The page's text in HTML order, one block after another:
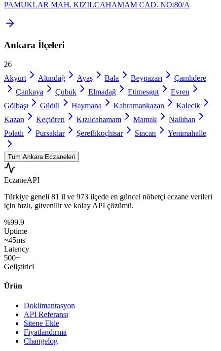
PAMUKLAR MAH. KIZILCAHAMAM CAD. NO:80/A
Ankara İlçeleri
26
Akyurt
Altındağ Ayaş Bala Beypazarı
Çamlıdere
Çankaya
Çubuk Elmadağ Etimesgut
Evren
Gölbaşı
Güdül Haymana Kahramankazan
Kalecik
Kazan
Keçiören Kızılcahamam Mamak
Nallıhan
Polatlı
Pursaklar Şereflikoçhisar Sincan Yenimahalle
Tüm AnkaraEczaneleri
EczaneAPI
Türkiye geneli 81 il ve 973 ilçede en güncel nöbetçi eczane verileri
için hızlı, güvenilir ve kolay API çözümü.
%99.9
Uptime
~45ms
Latency
500+
Geliştirici
Ürün
Dokümantasyon
API Referansı
Sitene Ekle
Fiyatlandırma
Changelog